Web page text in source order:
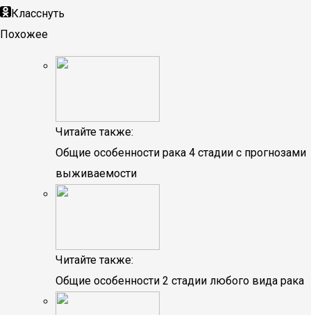
Класснуть
Похожее
Читайте также:
Общие особенности рака 4 стадии с прогнозами
выживаемости
Читайте также:
Общие особенности 2 стадии любого вида рака